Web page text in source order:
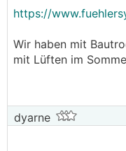
https://
Wir haben mit
mit Lüften im
dyarne